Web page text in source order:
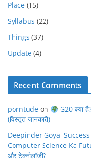
Place (15)
Syllabus (22)
Things (37)
Update (4)
Recent Comments
porntude on
G20 क्या
(विस्तृत जानकारी)
Deepinder Goyal
Computer Science Ka
और टेक्नोलॉजी?